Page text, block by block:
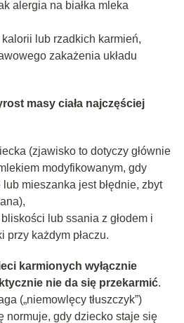
alergia na białka mleka
lub rzadkich karmień,
zakażenia układu
masy ciała najczęściej
(zjawisko to dotyczy głównie
modyfikowanym, gdy
mieszanka jest błędnie, zbyt
lub ssania z głodem i
przy każdym płaczu.
karmionych wyłącznie
nie da się przekarmić.
(„niemowlęcy tłuszczyk”)
normuje, gdy dziecko staje się